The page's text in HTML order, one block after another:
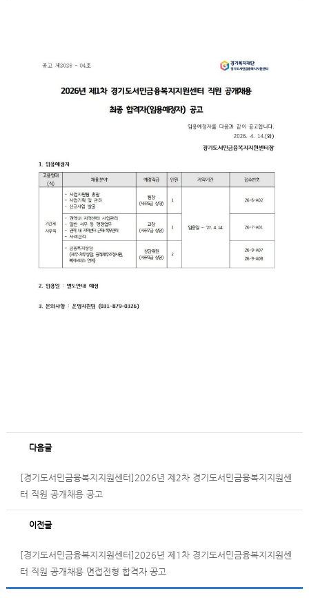
다음글
[경기도서민금융복지지원센터]2026년 제2차 경기도서민금융복지지원센
터 직원 공개채용 공고
이전글
[경기도서민금융복지지원센터]2026년 제1차 경기도서민금융복지지원센
터 직원 공개채용 면접전형 합격자 공고